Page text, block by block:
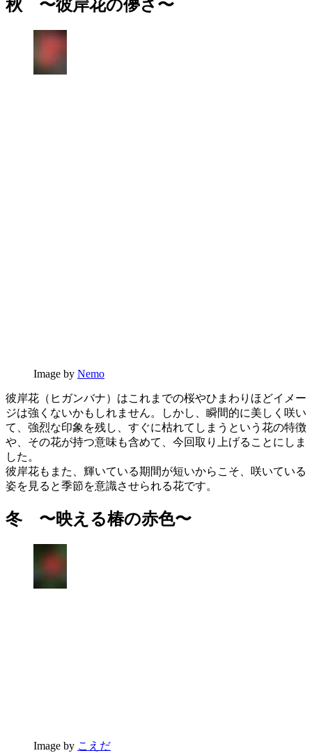
秋 〜彼岸花の儚さ〜
Image by Nemo
彼岸花（ヒガンバナ）はこれまでの桜やひまわりほどイメー
ジは強くないかもしれません。しかし、瞬間的に美しく咲い
て、強烈な印象を残し、すぐに枯れてしまうという花の特徴
や、その花が持つ意味も含めて、今回取り上げることにしま
した。
彼岸花もまた、輝いている期間が短いからこそ、咲いている
姿を見ると季節を意識させられる花です。
冬 〜映える椿の赤色〜
Image by こえだ